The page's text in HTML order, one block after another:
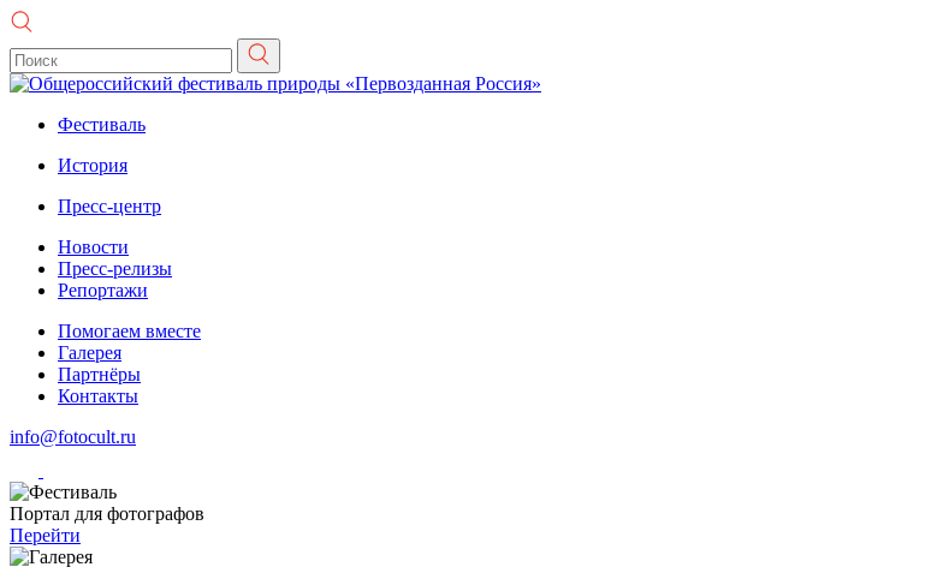
Фестиваль
История
Пресс-центр
Новости
Пресс-релизы
Репортажи
Помогаем вместе
Галерея
Партнёры
Контакты
info@fotocult.ru
Портал для фотографов
Перейти